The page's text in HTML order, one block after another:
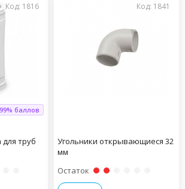
Код: 1816
баллов
труб
Код: 1841
Угольники открывающиеся 32
мм
Остаток